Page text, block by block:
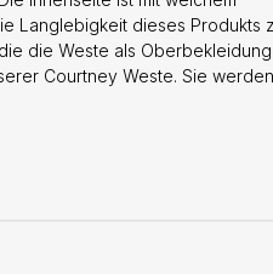
Langlebigkeit dieses Produkts
die Weste als Oberbekleidung
Courtney Weste. Sie